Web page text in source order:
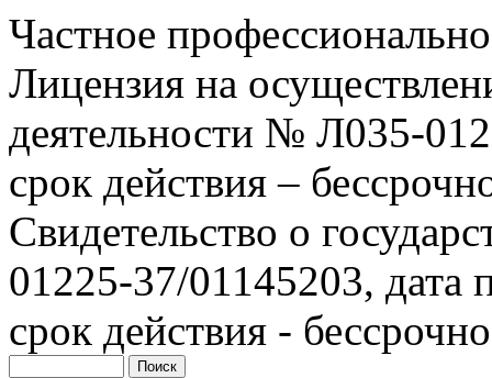
Частное
Лицензия на
деятельности № Л035-
срок действия –
Свидетельство о
01225-37/01145203, дата
срок действия - бессрочно